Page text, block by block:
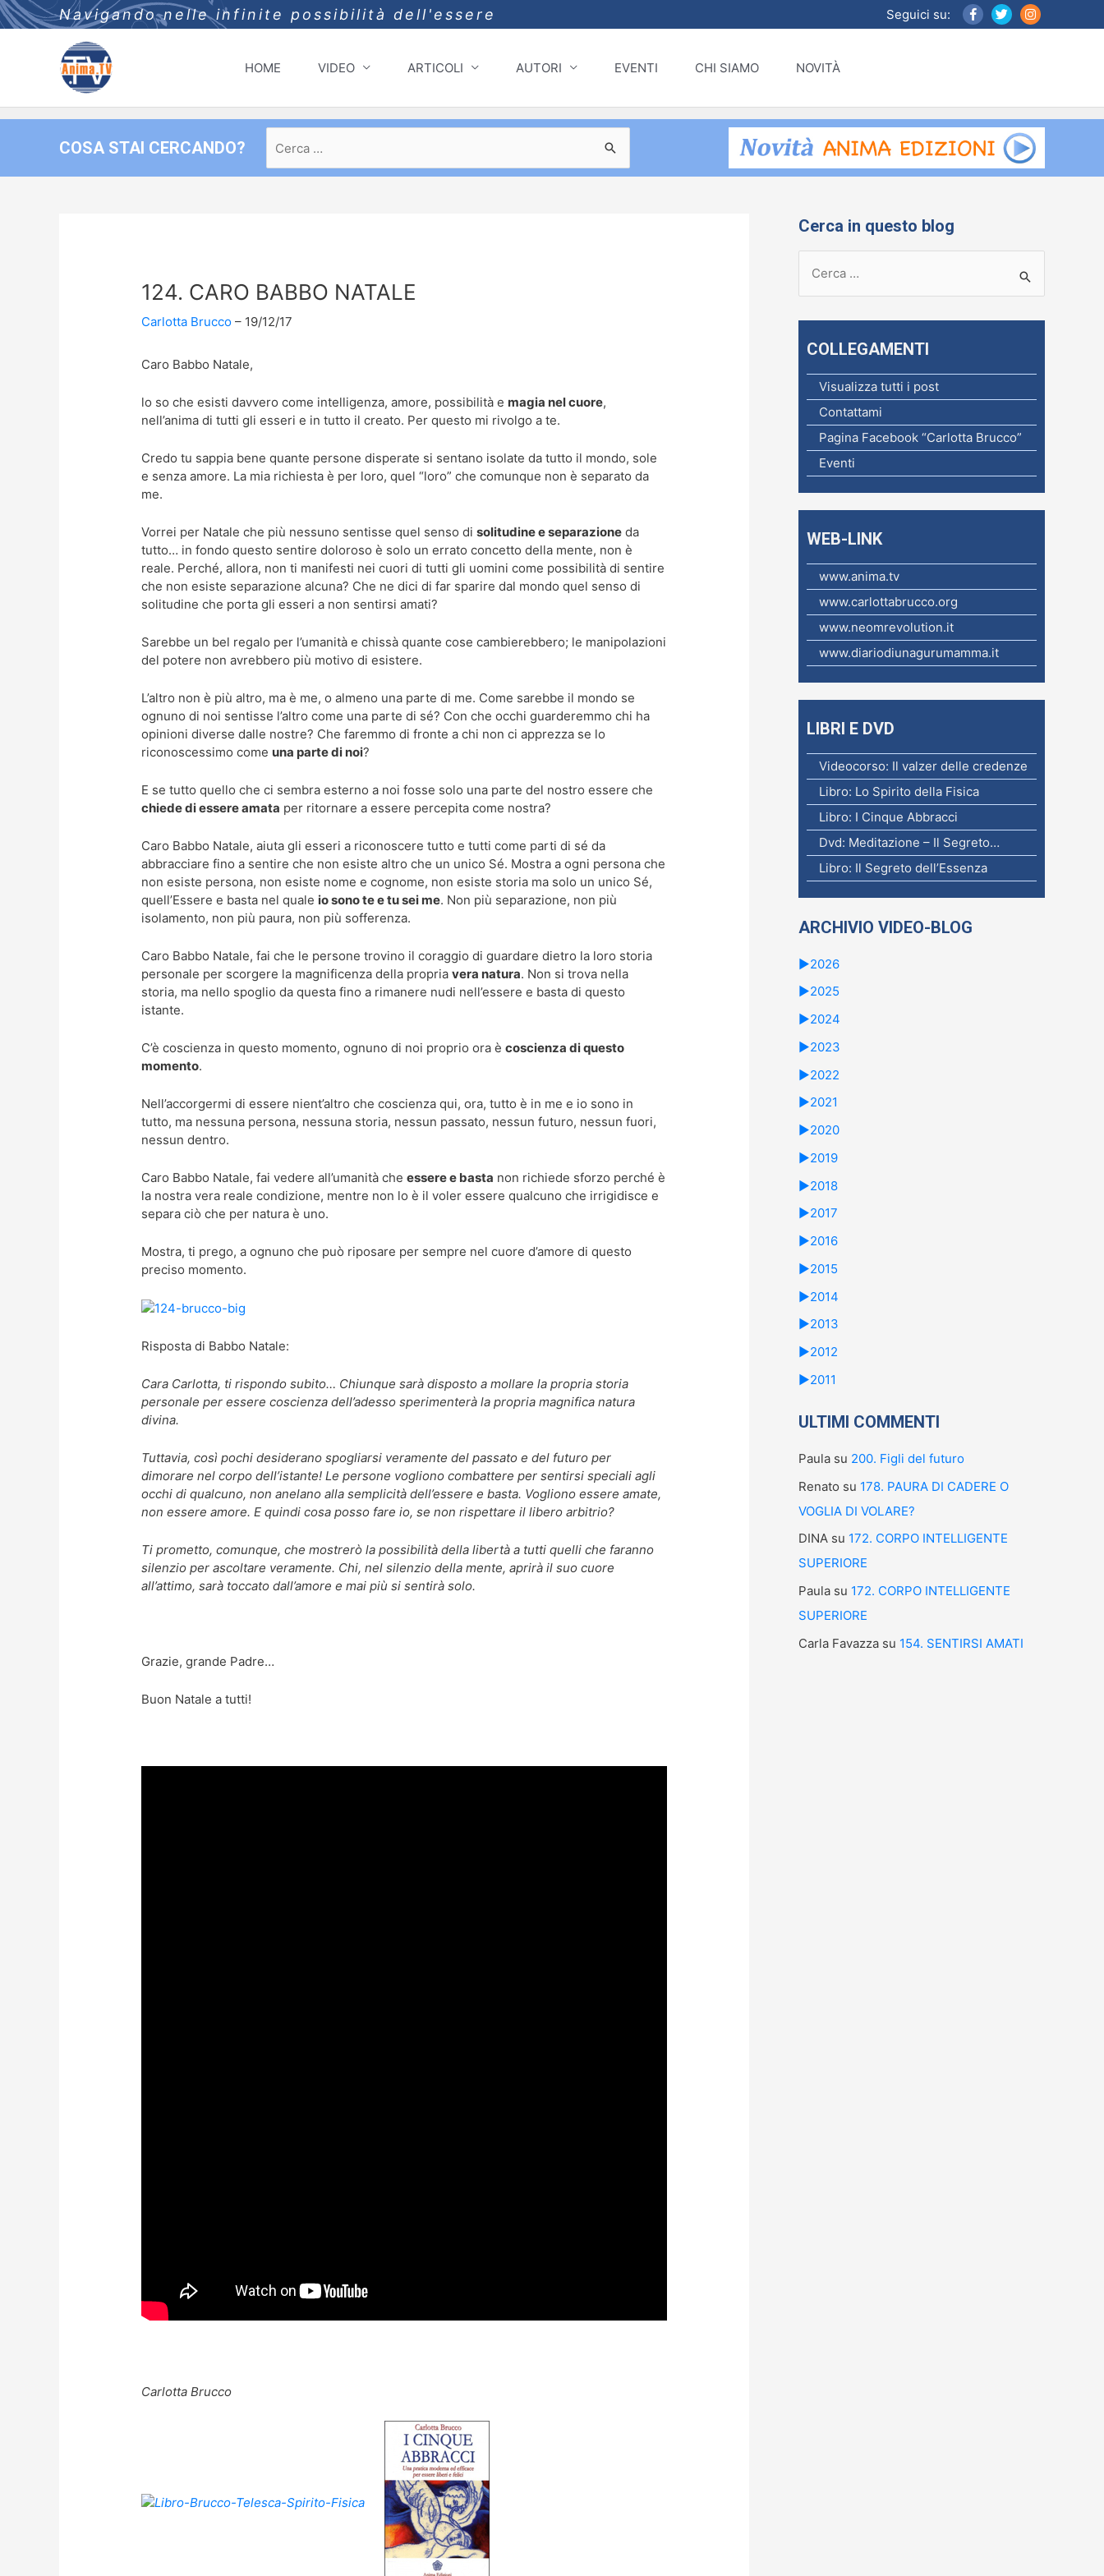
Navigando nelle infinite possibilità dell'essere Seguici su:
HOME VIDEO ARTICOLI AUTORI EVENTI CHI SIAMO NOVITÀ
COSA STAI CERCANDO?
per:
124. CARO BABBO NATALE
Carlotta Brucco 19/12/17
Caro Babbo Natale,
lo so che esisti davvero come intelligenza, amore, possibilità e magia nel cuore,
nell’anima di tutti gli esseri e in tutto il creato. Per questo mi rivolgo a te.
Credo tu sappia bene quante persone disperate si sentano isolate da tutto il mondo, sole
e senza amore. La mia richiesta è per loro, quel “loro” che comunque non è separato da
me.
Vorrei per Natale che più nessuno sentisse quel senso disolitudine e separazione da
tutto… in fondo questo sentire doloroso è solo un errato concetto della mente, non è
reale. Perché, allora, non ti manifesti nei cuori di tutti gli uomini come possibilità di sentire
che non esiste separazione alcuna? Che ne dici di far sparire dal mondo quel senso di
solitudine che porta gli esseri a non sentirsi amati?
Sarebbe un bel regalo per l’umanità e chissà quante cose cambierebbero; le manipolazioni
del potere non avrebbero più motivo di esistere.
L’altro non è più altro, ma è me, o almeno una parte di me. Come sarebbe il mondo se
ognuno di noi sentisse l’altro come una parte di sé? Con che occhi guarderemmo chi ha
opinioni diverse dalle nostre? Che faremmo di fronte a chi non ci apprezza se lo
riconoscessimo come una parte di noi?
E se tutto quello che ci sembra esterno a noi fosse solo una parte del nostro essere che
chiede di essere amata per ritornare a essere percepita come nostra?
Caro Babbo Natale, aiuta gli esseri a riconoscere tutto e tutti come parti di sé da
abbracciare fino a sentire che non esiste altro che un unico Sé. Mostra a ogni persona che
non esiste persona, non esiste nome e cognome, non esiste storia ma solo un unico Sé,
quell’Essere e basta nel quale io sono te e tu sei me. Non più separazione, non più
isolamento, non più paura, non più sofferenza.
Caro Babbo Natale, fai che le persone trovino il coraggio di guardare dietro la loro storia
personale per scorgere la magnificenza della propriavera natura. Non si trova nella
storia, ma nello spoglio da questa fino a rimanere nudi nell’essere e basta di questo
istante.
C’è coscienza in questo momento, ognuno di noi proprio ora ècoscienza di questo
momento.
Nell’accorgermi di essere nient’altro che coscienza qui, ora, tutto è in me e io sono in
tutto, ma nessuna persona, nessuna storia, nessun passato, nessun futuro, nessun fuori,
nessun dentro.
Caro Babbo Natale, fai vedere all’umanità cheessere e basta non richiede sforzo perché è
la nostra vera reale condizione, mentre non lo è il voler essere qualcuno che irrigidisce e
separa ciò che per natura è uno.
Mostra, ti prego, a ognuno che può riposare per sempre nel cuore d’amore di questo
preciso momento.
Risposta di Babbo Natale:
Cara Carlotta, ti rispondo subito… Chiunque sarà disposto a mollare la propria storia
personale per essere coscienza dell’adesso sperimenterà la propria magnifica natura
divina.
Tuttavia, così pochi desiderano spogliarsi veramente del passato e del futuro per
dimorare nel corpo dell’istante! Le persone vogliono combattere per sentirsi speciali agli
occhi di qualcuno, non anelano alla semplicità dell’essere e basta. Vogliono essere amate,
non essere amore. E quindi cosa posso fare io, se non rispettare il libero arbitrio?
Ti prometto, comunque, che mostrerò la possibilità della libertà a tutti quelli che faranno
silenzio per ascoltare veramente. Chi, nel silenzio della mente, aprirà il suo cuore
all’attimo, sarà toccato dall’amore e mai più si sentirà solo.
Grazie, grande Padre…
Buon Natale a tutti!
Carlotta Brucco
Cerca in questo blog
:
COLLEGAMENTI
Visualizza tutti i post
Contattami
Pagina Facebook “Carlotta Brucco”
Eventi
WEB-LINK
www.anima.tv
www.carlottabrucco.org
www.neomrevolution.it
www.diariodiunagurumamma.it
LIBRI E DVD
Videocorso: Il valzer delle credenze
Libro: Lo Spirito della Fisica
Libro: I Cinque Abbracci
Dvd: Meditazione – Il Segreto…
Libro: Il Segreto dell’Essenza
ARCHIVIO VIDEO-BLOG
►2026
►2025
►2024
►2023
►2022
►2021
►2020
►2019
►2018
►2017
►2016
►2015
►2014
►2013
►2012
►2011
ULTIMI COMMENTI
Paula su 200. Figli del futuro
Renato su 178. PAURA DI CADERE O
VOGLIA DI VOLARE?
DINA su 172. CORPO INTELLIGENTE
SUPERIORE
Paula su 172. CORPO INTELLIGENTE
SUPERIORE
Carla Favazza su 154. SENTIRSI AMATI